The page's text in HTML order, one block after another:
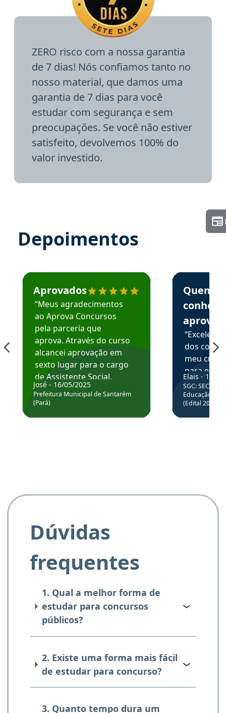
ZERO risco com a nossa garantia
de 7 dias! Nós confiamos tanto no
nosso material, que damos uma
garantia de 7 dias para você
estudar com segurança e sem
preocupações. Se você não estiver
satisfeito, devolvemos 100% do
valor investido.
Depoimentos
Estudante José recomenda o Aprova Concursos em
Aprovados
“Meus agradecimentos
ao Aprova Concursos
pela parceria que
aprova. Através do curso
alcancei aprovação em
sexto lugar para o cargo
de Assistente Social.
Hoje estou atuando na
Prefeitura de Santarém.
José - 16/05/2025
Prefeitura Municipal de Santarém
(Pará)
Estudante
Quem
aprova
dos
meu
para
colocar
através
de
Elais - 15/
SGC: SEC BA
Educação
(Edital
Dúvidas
frequentes
1. Qual a melhor forma de
estudar para concursos
públicos?
2. Existe uma forma mais fácil
de estudar para concurso?
3. Quanto tempo dura um